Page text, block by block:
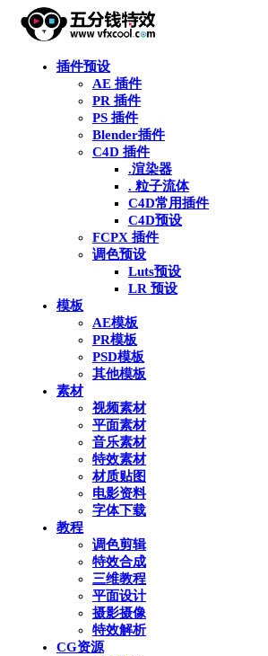
插件预设
AE 插件
PR 插件
PS 插件
Blender插件
C4D 插件
.渲染器
. 粒子流体
C4D常用插件
C4D预设
FCPX 插件
调色预设
Luts预设
LR 预设
模板
AE模板
PR模板
PSD模板
其他模板
素材
视频素材
平面素材
音乐素材
特效素材
材质贴图
电影资料
字体下载
教程
调色剪辑
特效合成
三维教程
平面设计
摄影摄像
特效解析
CG资源